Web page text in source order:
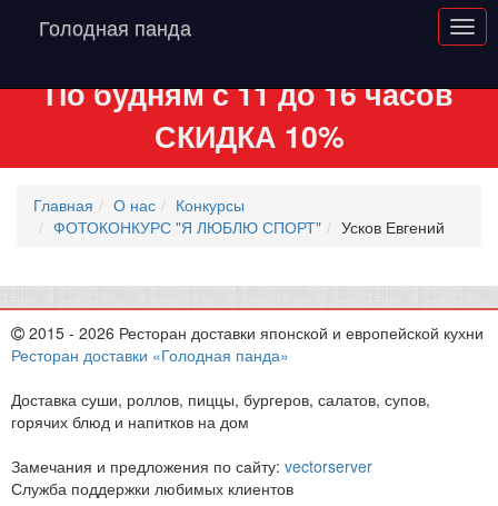
Голодная панда
По будням с 11 до 16 часов
СКИДКА 10%
Главная О нас
Конкурсы
ФОТОКОНКУРС "Я ЛЮБЛЮ СПОРТ"
Усков Евгений
2015 - 2026 Ресторан доставки японской и европейской кухни
Ресторан доставки «Голодная панда»
Доставка суши, роллов, пиццы, бургеров, салатов, супов,
горячих блюд и напитков на дом
Замечания и предложения по сайту: vectorserver
Служба поддержки любимых клиентов